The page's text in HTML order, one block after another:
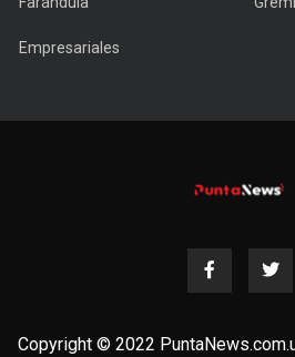
Empresariales
Copyright © 2022